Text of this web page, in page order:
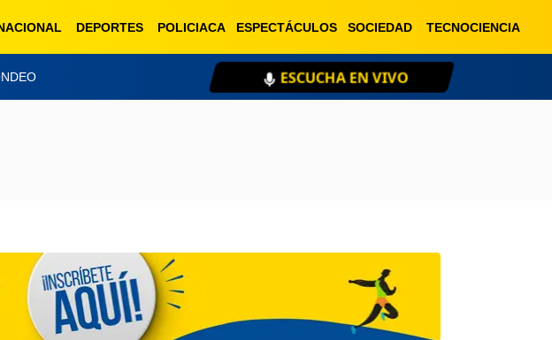
DEPORTES POLICIACA ESPECTÁCULOS SOCIEDAD TECNOCIENCIA
ESCUCHA EN VIVO